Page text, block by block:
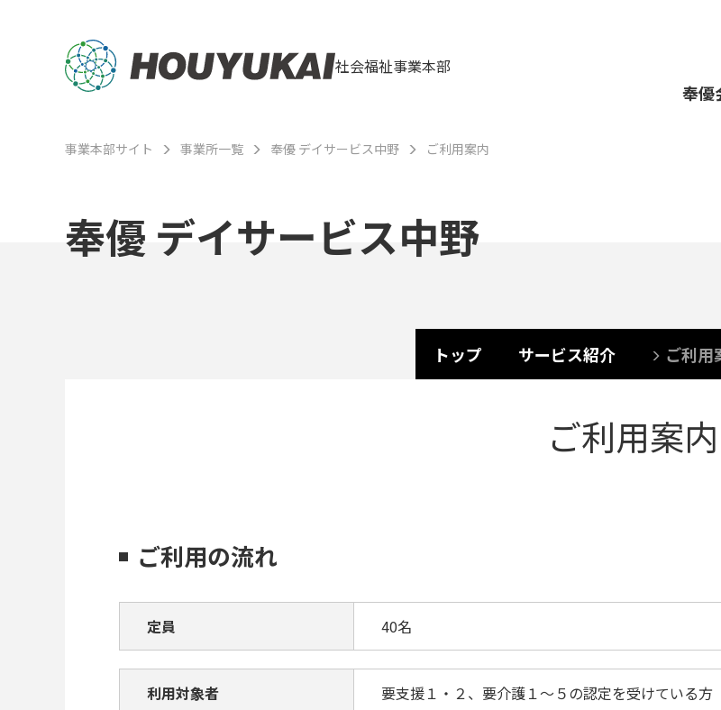
社会福祉事業本部
奉優
事業本部サイト 事業所一覧 奉優 デイサービス中野 ご利用案内
奉優 デイサービス中野
トップ サービス紹介 ご利用
ご利用案内
ご利用の流れ
定員 40名
利用対象者 要支援１・２、要介護１～５の認定を受けている方